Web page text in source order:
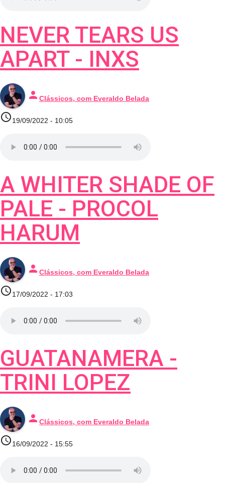
NEVER TEARS US
APART - INXS
person Clássicos, com Everaldo Belada
access_time19/09/2022 - 10:05
A WHITER SHADE OF
PALE - PROCOL
HARUM
person Clássicos, com Everaldo Belada
access_time17/09/2022 - 17:03
GUATANAMERA -
TRINI LOPEZ
person Clássicos, com Everaldo Belada
access_time16/09/2022 - 15:55